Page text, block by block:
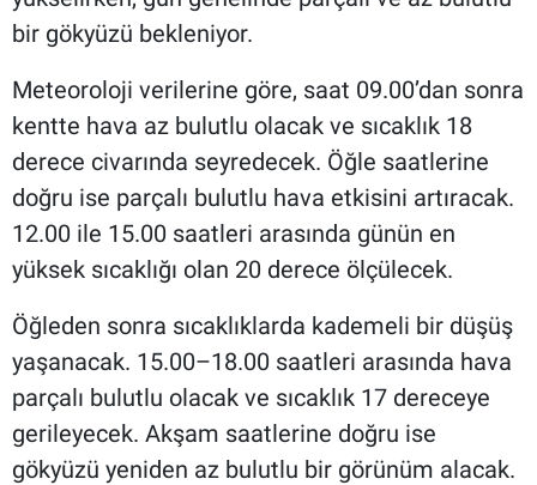
bir gökyüzü bekleniyor.
Meteoroloji verilerine göre, saat 09.00’dan sonra
kentte hava az bulutlu olacak ve sıcaklık 18
derece civarında seyredecek. Öğle saatlerine
doğru ise parçalı bulutlu hava etkisini artıracak.
12.00 ile 15.00 saatleri arasında günün en
yüksek sıcaklığı olan 20 derece ölçülecek.
Öğleden sonra sıcaklıklarda kademeli bir düşüş
yaşanacak. 15.00–18.00 saatleri arasında hava
parçalı bulutlu olacak ve sıcaklık 17 dereceye
gerileyecek. Akşam saatlerine doğru ise
gökyüzü yeniden az bulutlu bir görünüm alacak.